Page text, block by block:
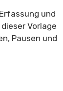
und
Vorlage
Pausen und